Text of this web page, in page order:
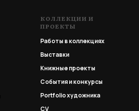
КОЛЛЕКЦИИ И
ПРОЕКТЫ
Работы в коллекциях
Выставки
Книжные проекты
События и конкурсы
Portfolioхудожника
CV